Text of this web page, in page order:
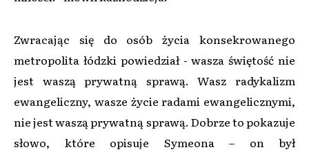
Zwracając się do osób życia konsekrowanego
metropolita łódzki powiedział - wasza świętość nie
jest waszą prywatną sprawą. Wasz radykalizm
ewangeliczny, wasze życie radami ewangelicznymi,
nie jest waszą prywatną sprawą. Dobrze to pokazuje
słowo, które opisuje Symeona – on był